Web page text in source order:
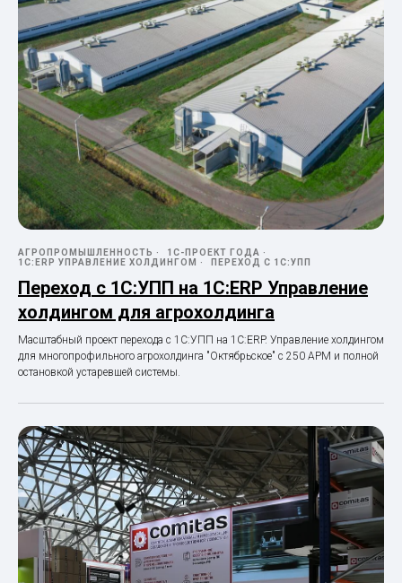
АГРОПРОМЫШЛЕННОСТЬ
1С-ПРОЕКТ ГОДА
1С:ERP УПРАВЛЕНИЕ ХОЛДИНГОМ
ПЕРЕХОД С 1С:УПП
Переход с 1С:УПП на 1С:ERP Управление
холдингом для агрохолдинга
Масштабный проект перехода с 1С:УПП на 1С:ERP. Управление холдингом
для многопрофильного агрохолдинга "Октябрьское" с 250 АРМ и полной
остановкой устаревшей системы.